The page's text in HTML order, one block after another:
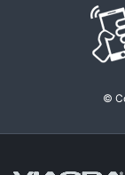
©